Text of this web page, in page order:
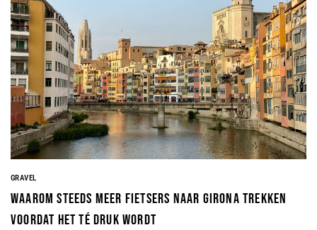
GRAVEL
Waarom steeds meer fietsers naar Girona trekken
voordat het té druk wordt